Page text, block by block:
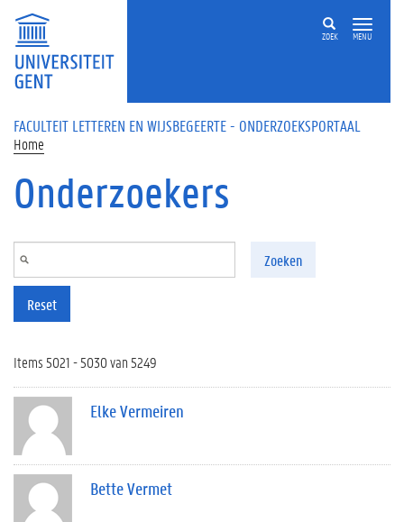
Overslaan en naar de inhoud gaan
ZOEK MENU
FACULTEIT LETTEREN EN WIJSBEGEERTE - ONDERZOEKSPORTAAL
Home
Onderzoekers
Zoeken
Reset
Items 5021 - 5030 van 5249
Elke Vermeiren
Bette Vermet